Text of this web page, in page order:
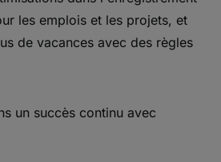
les emplois et les projets, et
de vacances avec des règles
un succès continu avec